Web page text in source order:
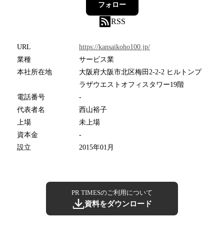
フォロー
RSS
URL
https://kansaikoho100.jp/
業種
サービス業
本社所在地
大阪府大阪市北区梅田2-2-2 ヒルトンプ
ラザウエストオフィスタワー19階
電話番号
-
代表者名
西山裕子
上場
未上場
資本金
-
設立
2015年01月
PR TIMESのご利用について
資料をダウンロード